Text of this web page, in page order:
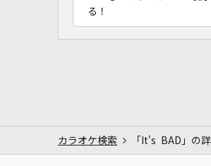
る！
カラオケ検索 「It's BAD」の